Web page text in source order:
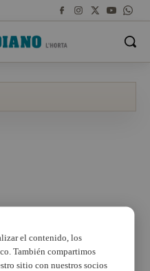
el contenido, los
También compartimos
sitio con nuestros socios